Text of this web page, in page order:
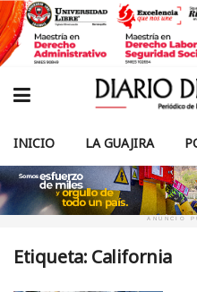
INICIO LA GUAJIRA
ANUNCIO
Etiqueta: California